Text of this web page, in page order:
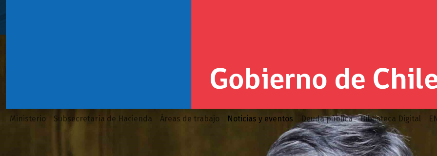
Ministerio Subsecretaría de Hacienda Áreas de trabajo Noticias y eventos Deuda pública Biblioteca Digital